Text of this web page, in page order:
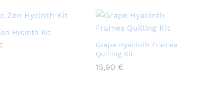
Hycinth Kit
Grape Hyacinth Frames
Quilling Kit
15,90 €
15,90 €